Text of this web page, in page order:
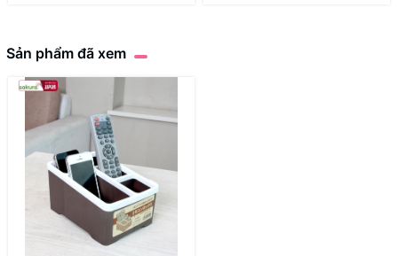
Sản phẩm đã xem